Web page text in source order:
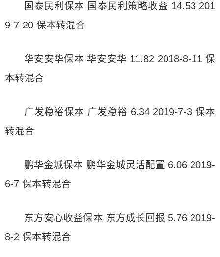
国泰民利保本 国泰民利策略收益 14.53 201
9-7-20 保本转混合
华安安华保本 华安安华 11.82 2018-8-11 保
本转混合
广发稳裕保本 广发稳裕 6.34 2019-7-3 保本
转混合
鹏华金城保本 鹏华金城灵活配置 6.06 2019-
6-7 保本转混合
东方安心收益保本 东方成长回报 5.76 2019-
8-2 保本转混合